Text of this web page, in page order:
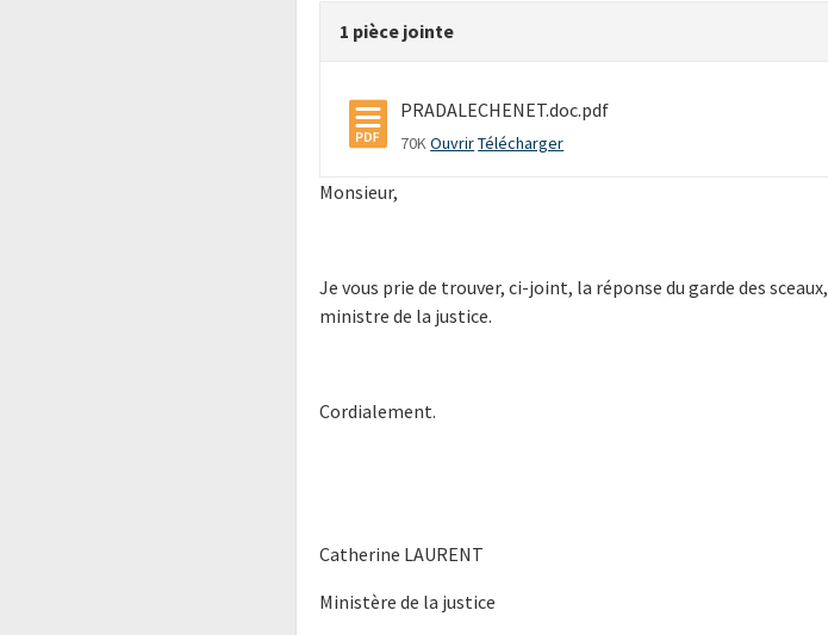
1 pièce jointe
PRADALECHENET.doc.pdf
70KOuvrirTélécharger
Monsieur,
Je vous prie de trouver, ci-joint, la réponse du garde des sceaux,
ministre de la justice.
Cordialement.
Catherine LAURENT
Ministère de la justice